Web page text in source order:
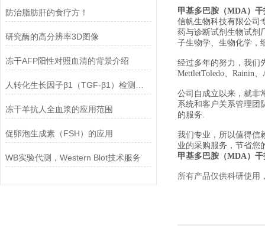
防治脂肪肝的食疗方！
研究酶的高分辨率3D图像
冻干AFP阳性对照血清的背景介绍
冻干羊抗人全血浆的应用范围
促卵泡生成素（FSH）的应用
WB实验代测，Western Blot技术服务
甲基多巴胺（MDA）干
信帆生物科技有限公司
药与诊断试剂生物试剂
子生物学、生物化学，
经过多年的努力，我们
MettletToledo、Rainin
公司自成立以来，就非
系统和客户关系管理团
的服务.
我们专业，所以值得信
业的采购服务，节省您
甲基多巴胺（MDA）干
所有产品仅供科研使用